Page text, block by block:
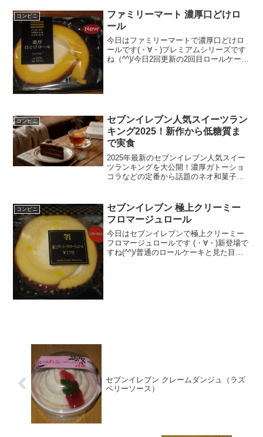
コンビニ
ファミリーマート 濃厚口どけロ
ール
今日はファミリーマートで濃厚口どけロ
ールです(・∀・)プレミアムシリーズです
ね（^^)/今日2回更新の2回目ロールケーキ
コンビニ
セブンイレブン人気スイーツラン
キング2025！新作から低糖質ま
で実食
2025年最新のセブンイレブン人気スイー
ツランキングを大公開！濃厚ガトーショ
コラなどの定番から話題のネオ和菓子、
ない選び方も網羅。今の気分にぴったり
のセブンイレブン人気スイーツが必ず見
つかります。
コンビニ
セブンイレブン 極上クリーミー
フロマージュロール
今日はセブンイレブンで極上クリーミー
フロマージュロールです (・∀・)新登場で
すね(^^)/普通のロールケーキと見た目は
セブンイレブン クレームダンジュ（ラズ
ベリーソース）